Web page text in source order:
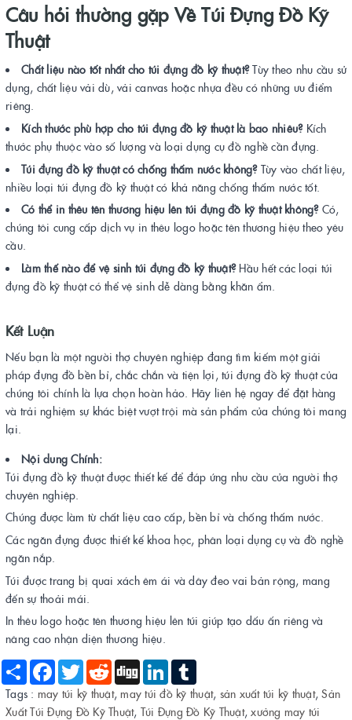
Câu hỏi thường gặp Về Túi Đựng Đồ Kỹ
Thuật
Chất liệu nào tốt nhất cho túi đựng đồ kỹ thuật?Tùy theo nhu cầu sử
dụng, chất liệu vải dù, vải canvas hoặc nhựa đều có những ưu điểm
riêng.
Kích thước phù hợp cho túi đựng đồ kỹ thuật là bao nhiêu?Kích
thước phụ thuộc vào số lượng và loại dụng cụ đồ nghề cần đựng.
Túi đựng đồ kỹ thuật có chống thấm nước không?Tùy vào chất liệu,
nhiều loại túi đựng đồ kỹ thuật có khả năng chống thấm nước tốt.
Có thể in thêu tên thương hiệu lên túi đựng đồ kỹ thuật không?Có,
chúng tôi cung cấp dịch vụ in thêu logo hoặc tên thương hiệu theo yêu
cầu.
Làm thế nào để vệ sinh túi đựng đồ kỹ thuật?Hầu hết các loại túi
đựng đồ kỹ thuật có thể vệ sinh dễ dàng bằng khăn ẩm.
Kết Luận
Nếu bạn là một người thợ chuyên nghiệp đang tìm kiếm một giải
pháp đựng đồ bền bỉ, chắc chắn và tiện lợi, túi đựng đồ kỹ thuật của
chúng tôi chính là lựa chọn hoàn hảo. Hãy liên hệ ngay để đặt hàng
và trải nghiệm sự khác biệt vượt trội mà sản phẩm của chúng tôi mang
lại.
Nội dung Chính:
Túi đựng đồ kỹ thuật được thiết kế để đáp ứng nhu cầu của người thợ
chuyên nghiệp.
Chúng được làm từ chất liệu cao cấp, bền bỉ và chống thấm nước.
Các ngăn đựng được thiết kế khoa học, phân loại dụng cụ và đồ nghề
ngăn nắp.
Túi được trang bị quai xách êm ái và dây đeo vai bản rộng, mang
đến sự thoải mái.
In thêu logo hoặc tên thương hiệu lên túi giúp tạo dấu ấn riêng và
nâng cao nhận diện thương hiệu.
Share Facebook
Twitter Reddit Digg LinkedIn
Tags : may túi kỹ thuật,may túi đồ kỹ thuật, sản xuất túi kỹ thuật,Sản
Xuất Túi Đựng Đồ Kỹ Thuật, Túi Đựng Đồ Kỹ Thuật,xưởng may túi